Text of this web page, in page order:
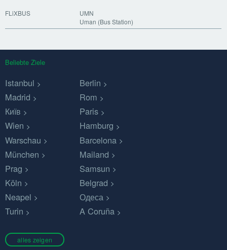
FLiXBUS
UMN
Uman (Bus Station)
Beliebte Ziele
Istanbul
Berlin
Madrid
Rom
Київ
Paris
Wien
Hamburg
Warschau
Barcelona
München
Mailand
Prag
Samsun
Köln
Belgrad
Neapel
Одеса
Turin
A Coruña
alles zeigen